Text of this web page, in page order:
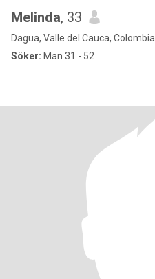
Melinda, 33
Dagua, Valle del Cauca, Colombia
Söker: Man 31 - 52